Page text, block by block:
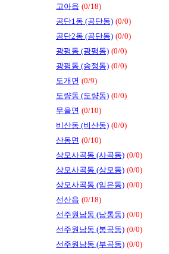
고아읍 (0/18)
공단1동 (공단동) (0/0)
공단2동 (공단동) (0/0)
광평동 (광평동) (0/0)
광평동 (송정동) (0/0)
도개면 (0/9)
도량동 (도량동) (0/0)
무을면 (0/10)
비산동 (비산동) (0/0)
산동면 (0/10)
상모사곡동 (사곡동) (0/0)
상모사곡동 (상모동) (0/0)
상모사곡동 (임은동) (0/0)
선산읍 (0/18)
선주원남동 (남통동) (0/0)
선주원남동 (봉곡동) (0/0)
선주원남동 (부곡동) (0/0)